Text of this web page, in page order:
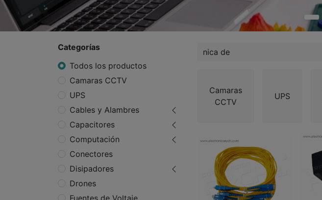
Categorías
Todos los productos
Camaras CCTV
UPS
Cables y Alambres
Capacitores
Computación
Conectores
Disipadores
Drones
Fuentes de Voltaje
Camaras
CCTV
UPS